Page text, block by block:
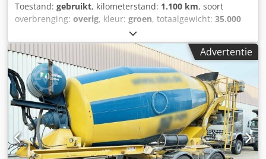
Toestand: gebruikt, kilometerstand: 1.100 km, soort
overbrenging: overig, kleur: groen, totaalgewicht: 35.000
425/65R22,5
02/2009, ophanging:lucht, bestuurderscabine:overig,
wielbasis:
, Uitrusting:ABS, Voertuiglocatie:
Bovenden, 2 assen, MB assen (schijfgeremd), luchtvering,
ABS (antiblokkeersysteem), onderrijbeveiliging, zijdelingse
aluminium afscherming. Wielbasis: 1300 mm. Opbouw:
LIEBHERR betonmixer ca. 10m³ / ARCHIEFAFBEELDINGEN!
Kan tegen meerprijs worden omgebouwd met aparte
motor (Deutz of ander merk)! Geschikte hydraulica voor
aftakasaandrijving aan het trekkend voertuig beschikbaar
tegen een meerprijs van €3.900,00 netto! 6x bouwjaar 2009
Advertentie